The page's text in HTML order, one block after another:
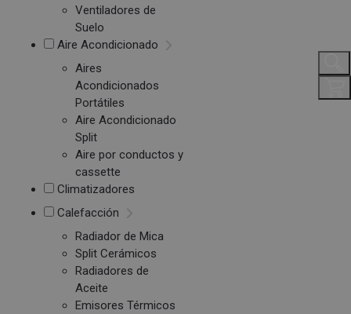
Ventiladores de
Suelo
Aire Acondicionado
Aires
Acondicionados
Portátiles
Aire Acondicionado
Split
Aire por conductos y
cassette
Climatizadores
Calefacción
Radiador de Mica
Split Cerámicos
Radiadores de
Aceite
Emisores Térmicos